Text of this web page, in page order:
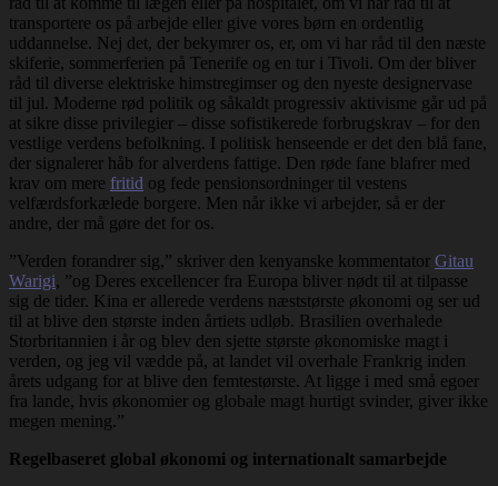
transportere os på arbejde eller give vores børn en ordentlig
uddannelse. Nej det, der bekymrer os, er, om vi har råd til den næste
skiferie, sommerferien på Tenerife og en tur i Tivoli. Om der bliver
råd til diverse elektriske himstregimser og den nyeste designervase
til jul. Moderne rød politik og såkaldt progressiv aktivisme går ud på
at sikre disse privilegier – disse sofistikerede forbrugskrav – for den
vestlige verdens befolkning. I politisk henseende er det den blå fane,
der signalerer håb for alverdens fattige. Den røde fane blafrer med
krav om mere fritid og fede pensionsordninger til vestens
velfærdsforkælede borgere. Men når ikke vi arbejder, så er der
andre, der må gøre det for os.
”Verden forandrer sig,” skriver den kenyanske kommentator Gitau
Warigi, ”og Deres excellencer fra Europa bliver nødt til at tilpasse
sig de tider. Kina er allerede verdens næststørste økonomi og ser ud
til at blive den største inden årtiets udløb. Brasilien overhalede
Storbritannien i år og blev den sjette største økonomiske magt i
verden, og jeg vil vædde på, at landet vil overhale Frankrig inden
årets udgang for at blive den femtestørste. At ligge i med små egoer
fra lande, hvis økonomier og globale magt hurtigt svinder, giver ikke
megen mening.”
Regelbaseret global økonomi og internationalt samarbejde